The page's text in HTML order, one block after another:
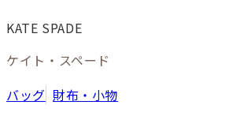
KATE SPADE
ケイト・スペード
バッグ 財布・小物